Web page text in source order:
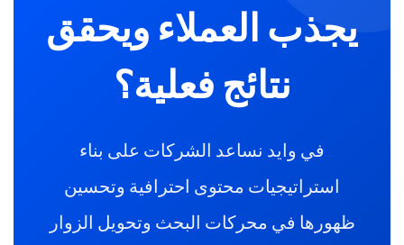
يجذب العملاء ويحقق
نتائج فعلية؟
في وايد نساعد الشركات على بناء
استراتيجيات محتوى احترافية وتحسين
ظهورها في محركات البحث وتحويل الزوار